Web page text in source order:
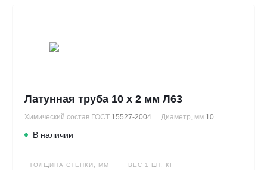
Латунная труба 10 х 2 мм Л63
Химический состав ГОСТ 15527-2004 Диаметр, мм 10
В наличии
ТОЛЩИНА СТЕНКИ, ММ ВЕС 1 ШТ, КГ